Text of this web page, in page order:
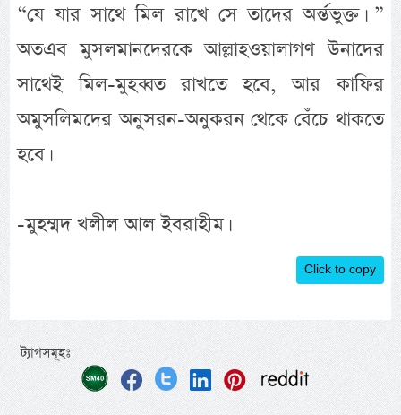
“যে যার সাথে মিল রাখে সে তাদের অর্ন্তভুক্ত। ”
অতএব মুসলমানদেরকে আল্লাহওয়ালাগণ উনাদের
সাথেই মিল-মুহব্বত রাখতে হবে, আর কাফির
অমুসলিমদের অনুসরন-অনুকরন থেকে বেঁচে থাকতে
হবে।
-মুহম্মদ খলীল আল ইবরাহীম।
Click to copy
ট্যাগসমূহঃ